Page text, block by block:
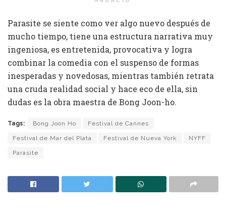
Parasite se siente como ver algo nuevo después de
mucho tiempo, tiene una estructura narrativa muy
ingeniosa, es entretenida, provocativa y logra
combinar la comedia con el suspenso de formas
inesperadas y novedosas, mientras también retrata
una cruda realidad social y hace eco de ella, sin
dudas es la obra maestra de Bong Joon-ho.
Tags: Bong Joon Ho Festival de Cannes
Festival de Mar del Plata Festival de Nueva York NYFF
Parasite